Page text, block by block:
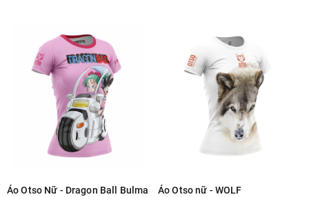
Áo Otso Nữ - Dragon Ball Bulma Áo Otso nữ - WOLF